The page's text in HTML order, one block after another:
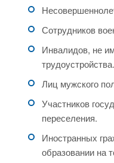
Сотрудников
Инвалидов, не
трудоустройства.
Лиц мужского
Участников
переселения.
Иностранных
образовании на